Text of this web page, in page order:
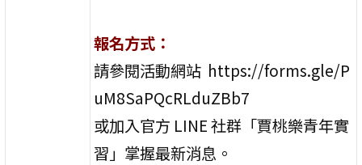
報名方式：
請參閱活動網站 https://forms.gle/P
uM8SaPQcRLduZBb7
或加入官方 LINE 社群「賈桃樂青年實
習」掌握最新消息。